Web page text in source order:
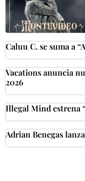
Caluu C. se suma a
Vacations anuncia
2026
Illegal Mind estrena
Adrian Benegas